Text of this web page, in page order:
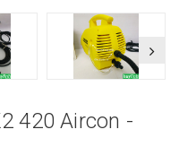
420 Aircon -